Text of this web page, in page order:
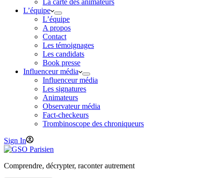
La carte des animateurs
L’équipe
L’équipe
A propos
Contact
Les témoignages
Les candidats
Book presse
Influenceur média
Influenceur média
Les signatures
Animateurs
Observateur média
Fact-checkeurs
Trombinoscope des chroniqueurs
Sign In
Comprendre, décrypter, raconter autrement